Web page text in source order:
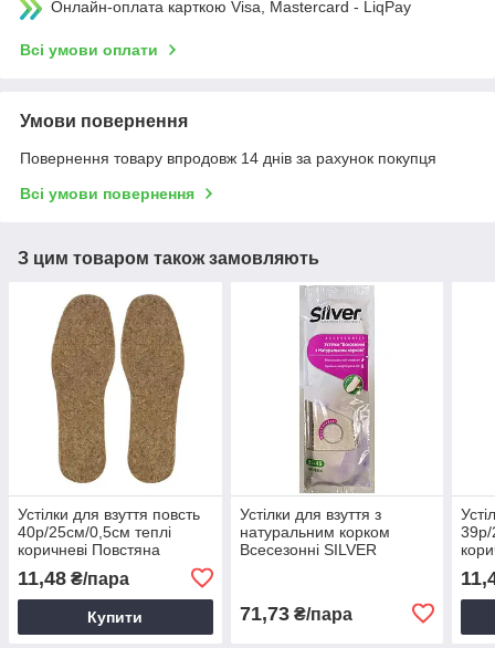
Онлайн-оплата карткою Visa, Mastercard - LiqPay
Всі умови оплати
Умови повернення
Повернення товару впродовж 14 днів за рахунок покупця
Всі умови повернення
З цим товаром також замовляють
Устілки для взуття повсть
40р/25см/0,5см теплі
коричневі Повстяна
устілка чоловіча / жіноча
11,48 ₴/пара
Купити
Устілки для взуття з
натуральним корком
Всесезонні SILVER
71,73₴/пара
39р/